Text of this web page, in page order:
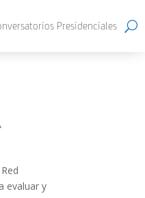
Presidenciales
evaluar y